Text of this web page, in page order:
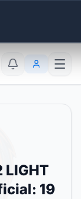
LIGHT
19